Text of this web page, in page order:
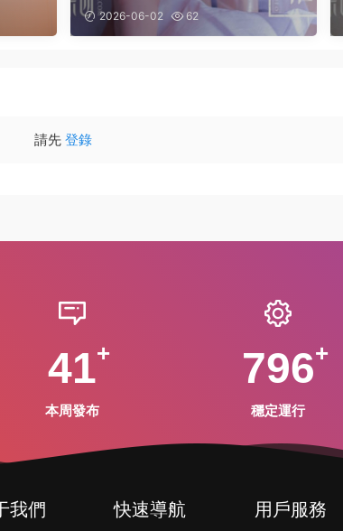
2026-06-02 62
請先 登錄
41
本周發布
796
穩定運行
我們 快速導航 用戶服務